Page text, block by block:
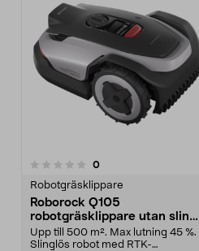
0recensioner
Robotgräsklippare
Roborock Q105
robotgräsklippare utan slinga
500 m2
Upp till 500 m². Max lutning 45 %.
Slinglös robot med RTK-
0.0av 5 stjärnor